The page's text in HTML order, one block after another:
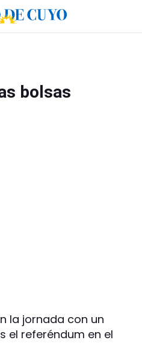
bolsas
la jornada con un
el referéndum en el